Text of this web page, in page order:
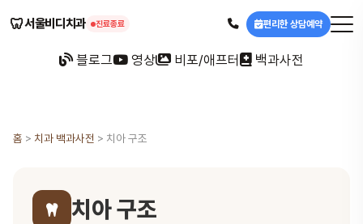
🦷서울비디치과 진료종료 편리한 상담예약
블로그 영상 비포/애프터 백과사전
홈 > 치과 백과사전 > 치아 구조
치아 구조